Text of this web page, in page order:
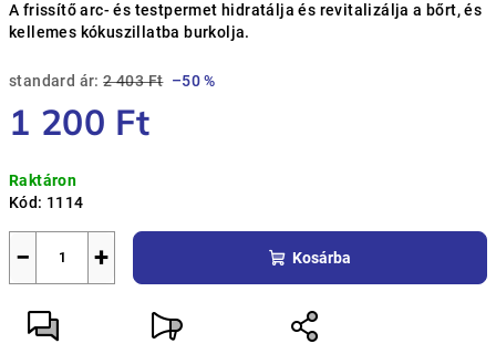
A frissítő arc- és testpermet hidratálja és revitalizálja a bőrt, és
kellemes kókuszillatba burkolja.
standard ár: 2 403 Ft –50 %
1 200 Ft
Raktáron
Kód: 1114
+
− Kosárba